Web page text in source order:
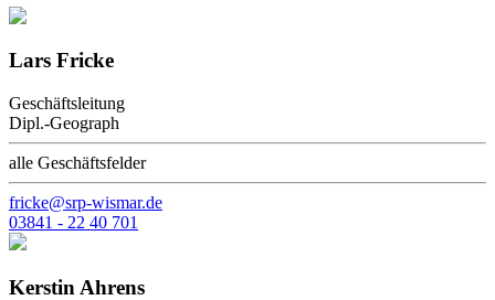
Lars Fricke
Geschäftsleitung
Dipl.-Geograph
alle Geschäftsfelder
fricke@srp-wismar.de
03841 - 22 40 701
Kerstin Ahrens